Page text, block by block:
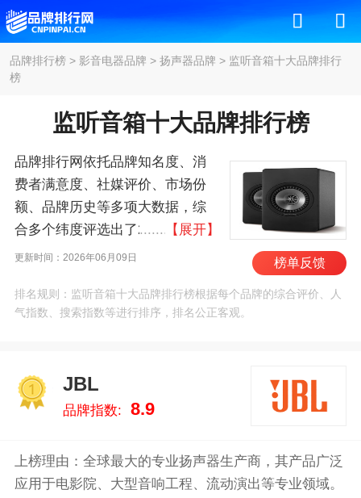
品牌排行榜> 影音电器品牌 > 扬声器品牌 > 监听音箱十大品牌排行
榜
监听音箱十大品牌排行榜
品牌排行网依托品牌知名度、消
费者满意度、社媒评价、市场份
额、品牌历史等多项大数据，综
合多个纬度评选出了2026年监听
音箱十大品牌排行榜，其中前十
KEF、哈曼卡顿/harman kardon、
博士/BOSE、普瑞声
逊/Amazon 。我们致力于用最真
实的数据告诉您监听音箱什么牌
【展开】
更新时间：2026年06月09日 榜单反馈
排名规则：监听音箱十大品牌排行榜根据每个品牌的综合评价、人
气指数、搜索指数等进行排序，排名公正客观。
JBL
品牌指数: 8.9
上榜理由：全球最大的专业扬声器生产商，其产品广泛
应用于电影院、大型音响工程、流动演出等专业领域。